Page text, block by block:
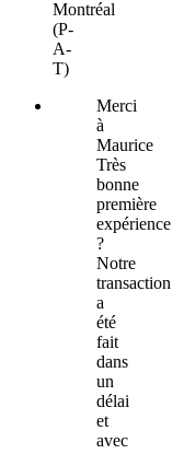
Montréal
(P-
A-
T)
Merci
à
Maurice
Très
bonne
première
expérience
?
Notre
transaction
a
été
fait
dans
un
délai
et
avec